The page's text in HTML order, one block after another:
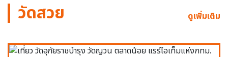
วัดสวย ดูเพิ่มเติม